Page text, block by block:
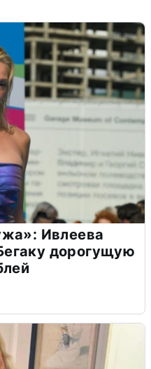
Ивлеева
дорогущую